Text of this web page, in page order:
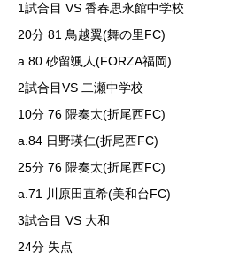
1試合目 VS 香春思永館中学校
20分 81 鳥越翼(舞の里FC)
a.80 砂留颯人(FORZA福岡)
2試合目VS 二瀬中学校
10分 76 隈奏太(折尾西FC)
a.84 日野瑛仁(折尾西FC)
25分 76 隈奏太(折尾西FC)
a.71 川原田直希(美和台FC)
3試合目 VS 大和
24分 失点